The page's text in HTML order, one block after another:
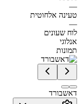
—
טעינה אלחוטית
—
לוח שעונים
אנלוגי
תמונות
דאשבורד